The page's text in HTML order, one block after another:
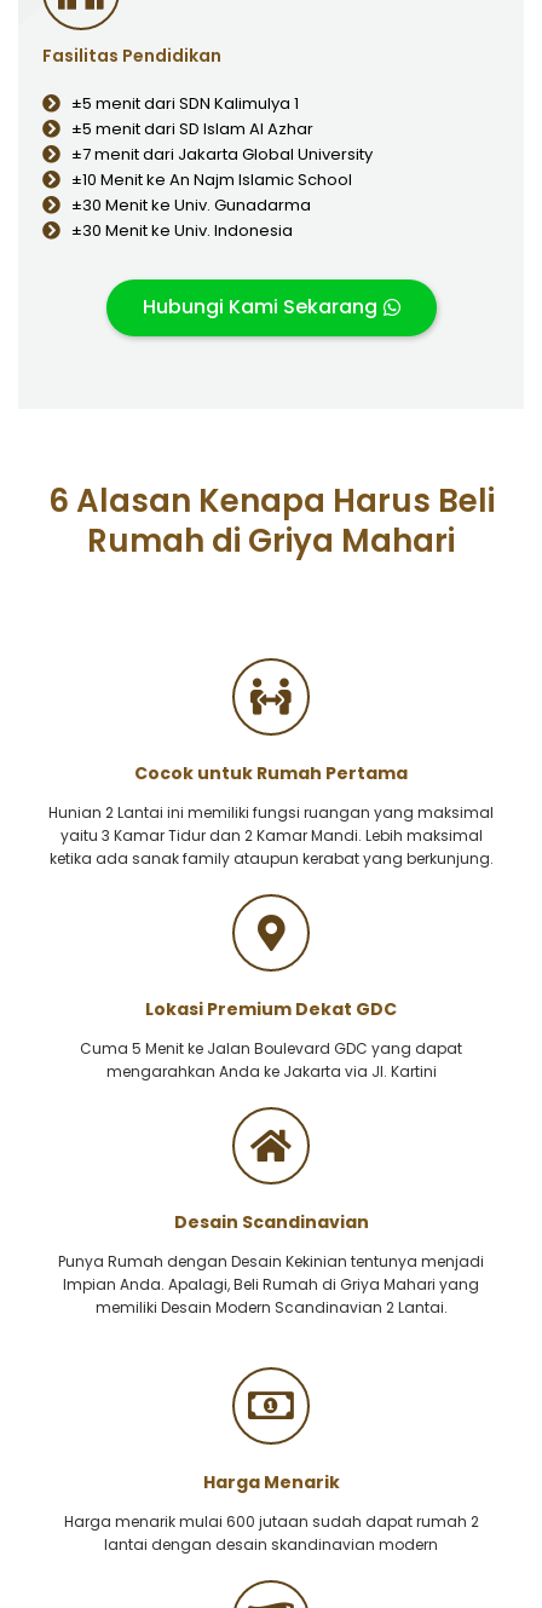
Fasilitas Pendidikan
±5 menit dari SDN Kalimulya 1
±5 menit dari SD Islam Al Azhar
±7 menit dari Jakarta Global University
±10 Menit ke An Najm Islamic School
±30 Menit ke Univ. Gunadarma
±30 Menit ke Univ. Indonesia
Hubungi Kami Sekarang
6 Alasan Kenapa Harus Beli
Rumah di Griya Mahari
Cocok untuk Rumah Pertama
Hunian 2 Lantai ini memiliki fungsi ruangan yang maksimal
yaitu 3 Kamar Tidur dan 2 Kamar Mandi. Lebih maksimal
ketika ada sanak family ataupun kerabat yang berkunjung.
Lokasi Premium Dekat GDC
Cuma 5 Menit ke Jalan Boulevard GDC yang dapat
mengarahkan Anda ke Jakarta via Jl. Kartini
Desain Scandinavian
Punya Rumah dengan Desain Kekinian tentunya menjadi
Impian Anda. Apalagi, Beli Rumah di Griya Mahari yang
memiliki Desain Modern Scandinavian 2 Lantai.
Harga Menarik
Harga menarik mulai 600 jutaan sudah dapat rumah 2
lantai dengan desain skandinavian modern